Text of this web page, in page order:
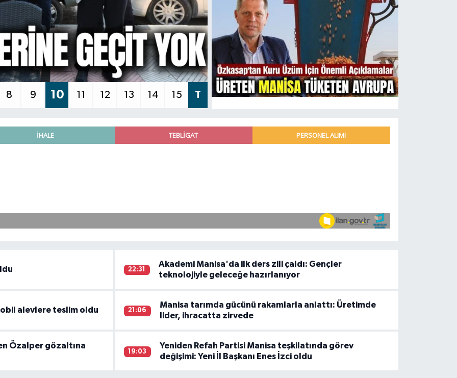
8 9 10 11 12 13 14 15 T
22:31
Akademi Manisa'da ilk ders zili çaldı: Gençler
teknolojiyle geleceğe hazırlanıyor
alevlere teslim oldu 21:06
Manisa tarımda gücünü rakamlarla anlattı: Üretimde
lider, ihracatta zirvede
Özalper gözaltına
19:03
Yeniden Refah Partisi Manisa teşkilatında görev
değişimi: Yeni İl Başkanı Enes İzci oldu